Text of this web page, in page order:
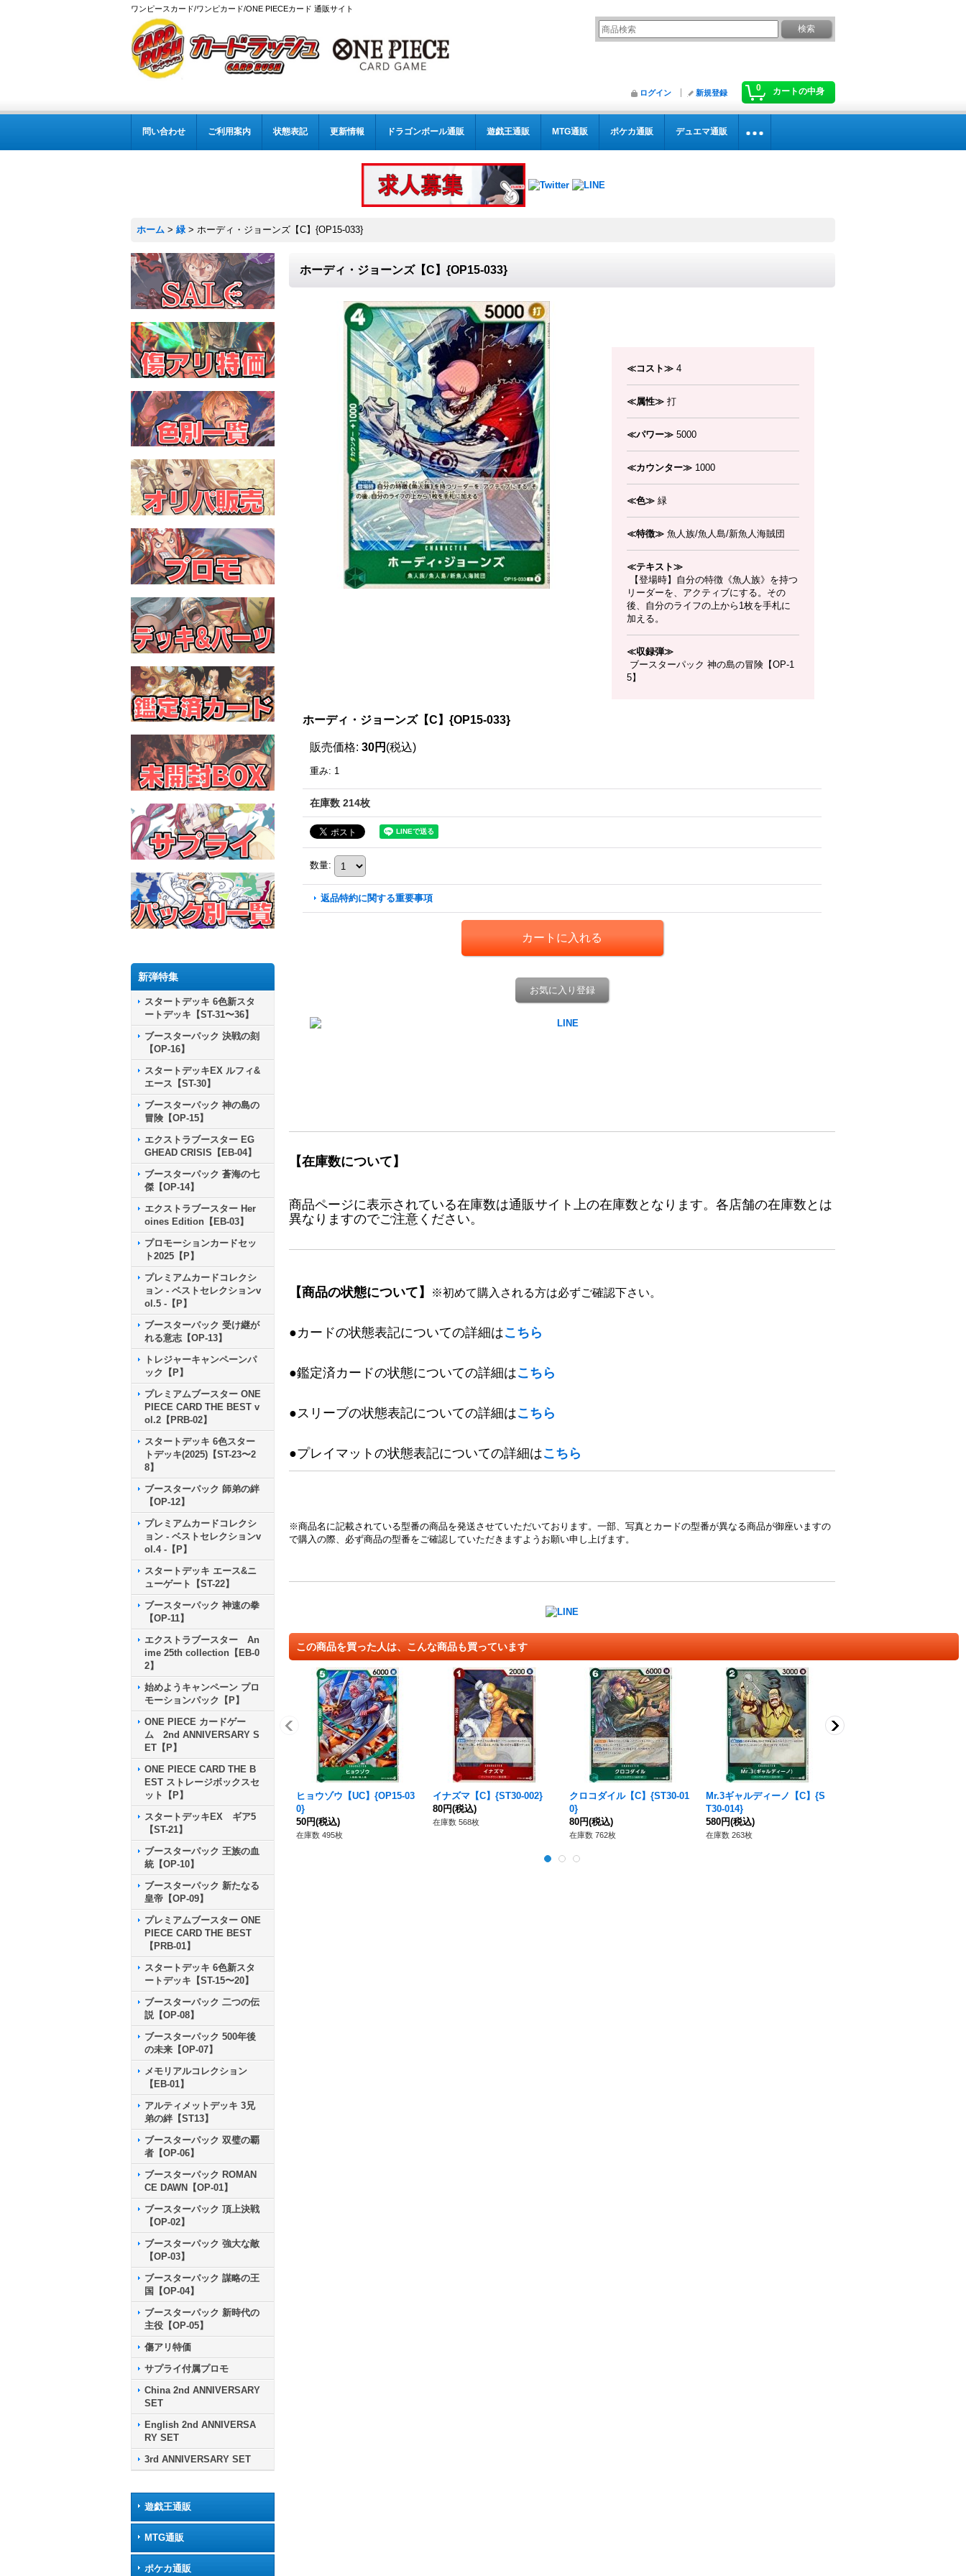
ワンピースカード/ワンピカード/ONE PIECEカード 通販サイト
0 カートの中身
ログイン 新規登録
問い合わせ ご利用案内 状態表記 更新情報 ドラゴンボール通販 遊戯王通販 MTG通販 ポケカ通販 デュエマ通販
ホーム > 緑 > ホーディ・ジョーンズ【C】{OP15-033}
新弾特集
スタートデッキ 6色新スタ
ートデッキ【ST-31〜36】
ブースターパック 決戦の刻
【OP-16】
スタートデッキEX ルフィ&
エース【ST-30】
ブースターパック 神の島の
冒険【OP-15】
エクストラブースター EG
GHEAD CRISIS【EB-04】
ブースターパック 蒼海の七
傑【OP-14】
エクストラブースター Her
oines Edition【EB-03】
プロモーションカードセッ
ト2025【P】
プレミアムカードコレクシ
ョン - ベストセレクションv
ol.5 -【P】
ブースターパック 受け継が
れる意志【OP-13】
トレジャーキャンペーンパ
ック【P】
プレミアムブースター ONE
PIECE CARD THE BEST v
ol.2【PRB-02】
スタートデッキ 6色スター
トデッキ(2025)【ST-23〜2
8】
ブースターパック 師弟の絆
【OP-12】
プレミアムカードコレクシ
ョン - ベストセレクションv
ol.4 -【P】
スタートデッキ エース&ニ
ューゲート【ST-22】
ブースターパック 神速の拳
【OP-11】
エクストラブースター An
ime 25th collection【EB-0
2】
始めようキャンペーン プロ
モーションパック【P】
ONE PIECE カードゲー
ム 2nd ANNIVERSARY S
ET【P】
ONE PIECE CARD THE B
EST ストレージボックスセ
ット【P】
スタートデッキEX ギア5
【ST-21】
ブースターパック 王族の血
統【OP-10】
ブースターパック 新たなる
皇帝【OP-09】
プレミアムブースター ONE
PIECE CARD THE BEST
【PRB-01】
スタートデッキ 6色新スタ
ートデッキ【ST-15〜20】
ブースターパック 二つの伝
説【OP-08】
ブースターパック 500年後
の未来【OP-07】
メモリアルコレクション
【EB-01】
アルティメットデッキ 3兄
弟の絆【ST13】
ブースターパック 双璧の覇
者【OP-06】
ブースターパック ROMAN
CE DAWN【OP-01】
ブースターパック 頂上決戦
【OP-02】
ブースターパック 強大な敵
【OP-03】
ブースターパック 謀略の王
国【OP-04】
ブースターパック 新時代の
主役【OP-05】
傷アリ特価
サプライ付属プロモ
China 2nd ANNIVERSARY
SET
English 2nd ANNIVERSA
RY SET
3rd ANNIVERSARY SET
遊戯王通販
MTG通販
ポケカ通販
ホーディ・ジョーンズ【C】{OP15-033}
≪コスト≫ 4
≪属性≫ 打
≪パワー≫ 5000
≪カウンター≫ 1000
≪色≫ 緑
≪特徴≫ 魚人族/魚人島/新魚人海賊団
≪テキスト≫
【登場時】自分の特徴《魚人族》を持つ
リーダーを、アクティブにする。その
後、自分のライフの上から1枚を手札に
加える。
≪収録弾≫
ブースターパック 神の島の冒険【OP-1
5】
ホーディ・ジョーンズ【C】{OP15-033}
販売価格: 30円 (税込)
重み: 1
在庫数 214枚
数量:
返品特約に関する重要事項
お気に入り登録
【在庫数について】
商品ページに表示されている在庫数は通販サイト上の在庫数となります。各店舗の在庫数とは
異なりますのでご注意ください。
【商品の状態について】 ※初めて購入される方は必ずご確認下さい。
●カードの状態表記についての詳細はこちら
●鑑定済カードの状態についての詳細はこちら
●スリーブの状態表記についての詳細はこちら
●プレイマットの状態表記についての詳細はこちら
※商品名に記載されている型番の商品を発送させていただいております。一部、写真とカードの型番が異なる商品が御座いますの
で購入の際、必ず商品の型番をご確認していただきますようお願い申し上げます。
この商品を買った人は、こんな商品も買っています
ヒョウゾウ【UC】{OP15-03
0}
50円(税込)
在庫数 495枚
イナズマ【C】{ST30-002}
80円(税込)
在庫数 568枚
クロコダイル【C】{ST30-01
0}
80円(税込)
在庫数 762枚
Mr.3ギャルディーノ【C】{S
T30-014}
580円(税込)
在庫数 263枚